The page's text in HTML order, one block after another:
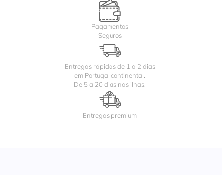
Pagamentos
Seguros
Entregas rápidas de 1 a 2 dias
em Portugal continental.
De 5 a 20 dias nas ilhas.
Entregas premium